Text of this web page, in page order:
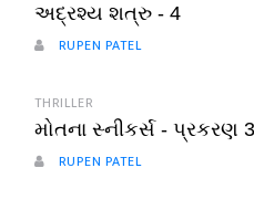
અદ્રશ્ય શત્રુ - 4
RUPEN PATEL
THRILLER
મોતના સ્નીકર્સ - પ્રકરણ 3
RUPEN PATEL